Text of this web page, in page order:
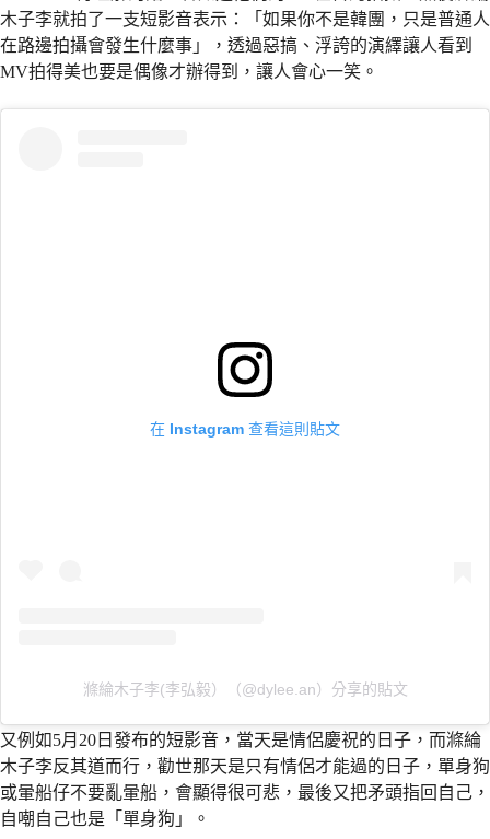
木子李就拍了一支短影音表示：「如果你不是韓團，只是普通人
在路邊拍攝會發生什麼事」，透過惡搞、浮誇的演繹讓人看到
MV拍得美也要是偶像才辦得到，讓人會心一笑。
在 Instagram 查看這則貼文
滌綸木子李(李弘毅）（@dylee.an）分享的貼文
又例如5月20日發布的短影音，當天是情侶慶祝的日子，而滌綸
木子李反其道而行，勸世那天是只有情侶才能過的日子，單身狗
或暈船仔不要亂暈船，會顯得很可悲，最後又把矛頭指回自己，
自嘲自己也是「單身狗」。